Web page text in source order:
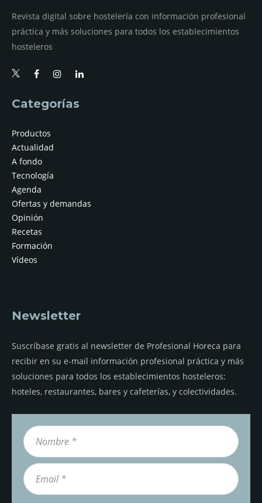
Revista digital sobre hostelería con información profesional
práctica y más soluciones para todos los establecimientos
hosteleros
Categorías
Productos
Actualidad
A fondo
Tecnología
Agenda
Ofertas y demandas
Opinión
Recetas
Formación
Vídeos
Newsletter
Suscríbase gratis al newsletter de Profesional Horeca para
recibir en su e-mail información profesional práctica y más
soluciones para todos los establecimientos hosteleros:
hoteles, restaurantes, bares y cafeterías, y colectividades.